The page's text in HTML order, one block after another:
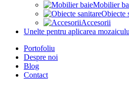
Mobilier
Obiecte
Accesorii
Unelte pentru aplicarea
Portofoliu
Despre noi
Blog
Contact